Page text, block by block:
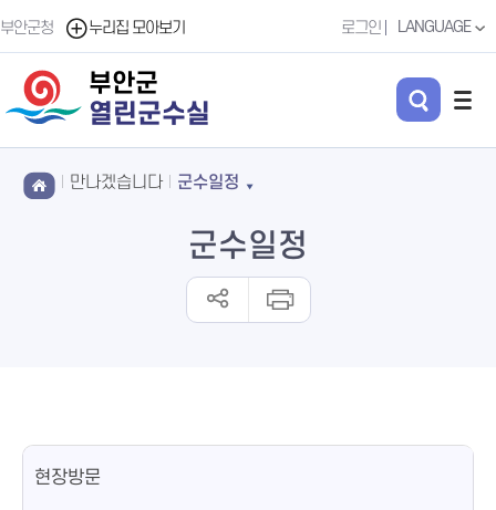
부안군청 누리집 모아보기 로그인 LANGUAGE
부안군
열린군수실
만나겠습니다 군수일정
군수일정
현장방문